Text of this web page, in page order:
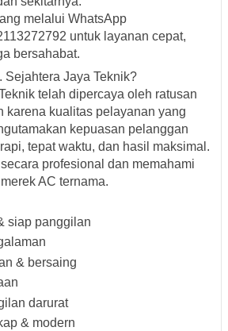
melalui WhatsApp
untuk layanan cepat,
bersahabat.
Sejahtera Jaya Teknik?
telah dipercaya oleh ratusan
karena kualitas pelayanan yang
kepuasan pelanggan
tepat waktu, dan hasil maksimal.
profesional dan memahami
AC ternama.
siap panggilan
& bersaing
darurat
& modern